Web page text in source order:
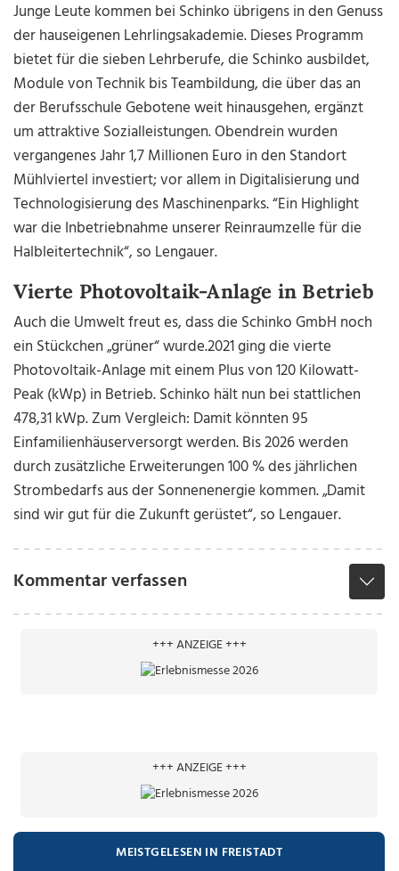
Junge Leute kommen bei Schinko übrigens in den Genuss
der hauseigenen Lehrlingsakademie. Dieses Programm
bietet für die sieben Lehrberufe, die Schinko ausbildet,
Module von Technik bis Teambildung, die über das an
der Berufsschule Gebotene weit hinausgehen, ergänzt
um attraktive Sozialleistungen. Obendrein wurden
vergangenes Jahr 1,7 Millionen Euro in den Standort
Mühlviertel investiert; vor allem in Digitalisierung und
Technologisierung des Maschinenparks. “Ein Highlight
war die Inbetriebnahme unserer Reinraumzelle für die
Halbleitertechnik“, so Lengauer.
Vierte Photovoltaik-Anlage in Betrieb
Auch die Umwelt freut es, dass die Schinko GmbH noch
ein Stückchen „grüner“ wurde.2021 ging die vierte
Photovoltaik-Anlage mit einem Plus von 120 Kilowatt-
Peak (kWp) in Betrieb. Schinko hält nun bei stattlichen
478,31 kWp. Zum Vergleich: Damit könnten 95
Einfamilienhäuserversorgt werden. Bis 2026 werden
durch zusätzliche Erweiterungen 100 % des jährlichen
Strombedarfs aus der Sonnenenergie kommen. „Damit
sind wir gut für die Zukunft gerüstet“, so Lengauer.
Kommentar verfassen
+++ ANZEIGE +++
+++ ANZEIGE +++
MEISTGELESEN IN FREISTADT